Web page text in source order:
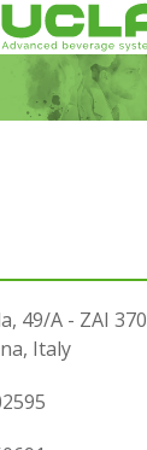
49/A - ZAI
Italy